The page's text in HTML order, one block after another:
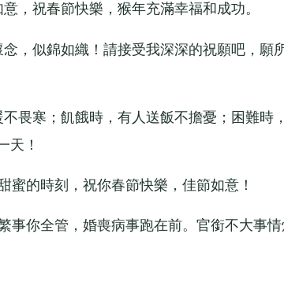
祝春節快樂，猴年充滿幸福和成功。
似錦如織！請接受我深深的祝願吧，願
寒；飢餓時，有人送飯不擔憂；困難時
天！
的時刻，祝你春節快樂，佳節如意！
你全管，婚喪病事跑在前。官銜不大事情